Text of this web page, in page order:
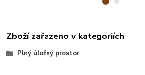
Zboží zařazeno v kategoriích
Plný úložný prostor